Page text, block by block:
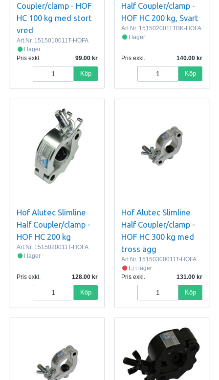
Coupler/clamp - HOF
HC 100 kg med stort
vred
Art.Nr. 1515010011T-HOFA
I lager
Pris exkl.
99.00
Köp
Half Coupler/clamp -
HOF HC 200 kg, Svart
Art.Nr. 1515020011TBK-HOFA
I lager
Pris exkl. 140.00
Köp
Hof Alutec Slimline
Half Coupler/clamp -
HOF HC 200 kg
Art.Nr. 1515020011T-HOFA
I lager
Pris exkl. 128.00
Köp
Hof Alutec Slimline
Half Coupler/clamp -
HOF HC 300 kg med
tross ägg
Art.Nr. 15150300011T-HOFA
Ej i lager
Pris exkl.
131.00
Köp